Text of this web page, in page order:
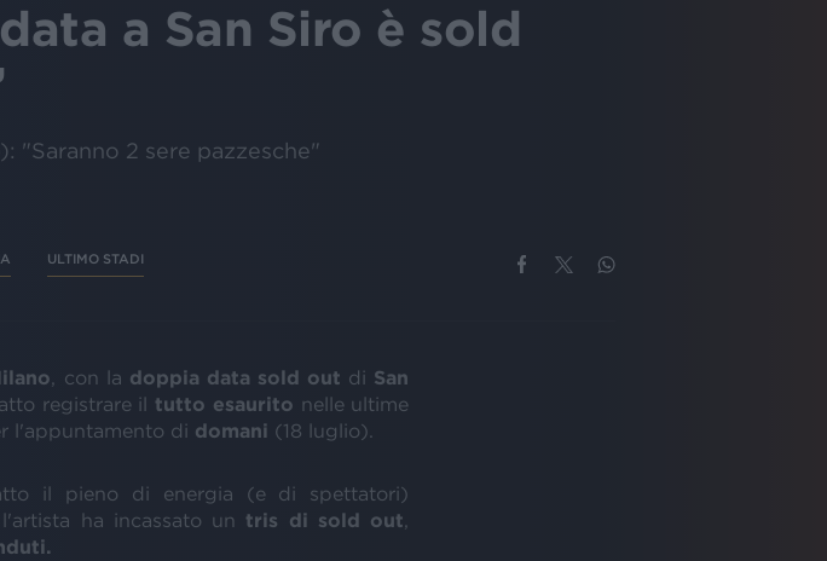
a San Siro è sold
"Saranno 2 sere pazzesche"
ULTIMO STADI
, con la doppia data sold out di San
registrare il tutto esaurito nelle ultime
l'appuntamento di domani (18 luglio).
il pieno di energia (e di spettatori)
ha incassato un tris di sold out